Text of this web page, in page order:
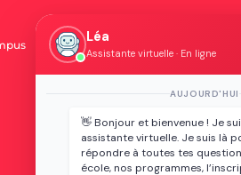
Accueil des étudiants
internationaux
Tarifs et financement
Vie étudiante
Prépare ton BTS
Apprendre une
Léa
Assistante virtuelle · En ligne
AUJOURD'HUI
👋 Bonjour et bienvenue ! Je
assistante virtuelle. Je suis là
répondre à toutes tes
école, nos programmes,